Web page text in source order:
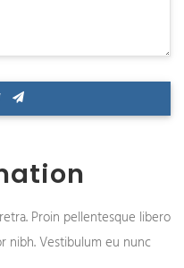
Proin pellentesque libero
nibh. Vestibulum eu nunc